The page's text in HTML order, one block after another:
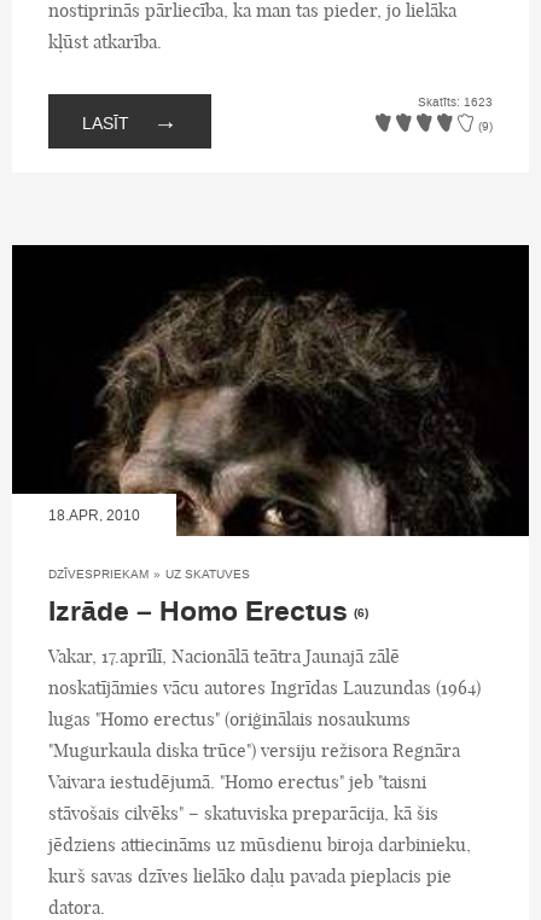
nostiprinās pārliecība, ka man tas pieder, jo lielāka
kļūst atkarība.
LASĪT →
Skatīts: 1623
(9)
18.APR, 2010
DZĪVESPRIEKAM » UZ SKATUVES
Izrāde – Homo Erectus (6)
Vakar, 17.aprīlī, Nacionālā teātra Jaunajā zālē
noskatījāmies vācu autores Ingrīdas Lauzundas (1964)
lugas "Homo erectus" (oriģinālais nosaukums
"Mugurkaula diska trūce") versiju režisora Regnāra
Vaivara iestudējumā. "Homo erectus" jeb "taisni
stāvošais cilvēks" – skatuviska preparācija, kā šis
jēdziens attiecināms uz mūsdienu biroja darbinieku,
kurš savas dzīves lielāko daļu pavada pieplacis pie
datora.